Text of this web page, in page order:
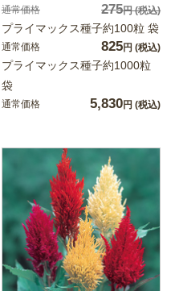
通常価格 275円(税込)
プライマックス種子約100粒 袋
通常価格 825円 (税込)
プライマックス種子約1000粒
袋
通常価格 5,830円 (税込)